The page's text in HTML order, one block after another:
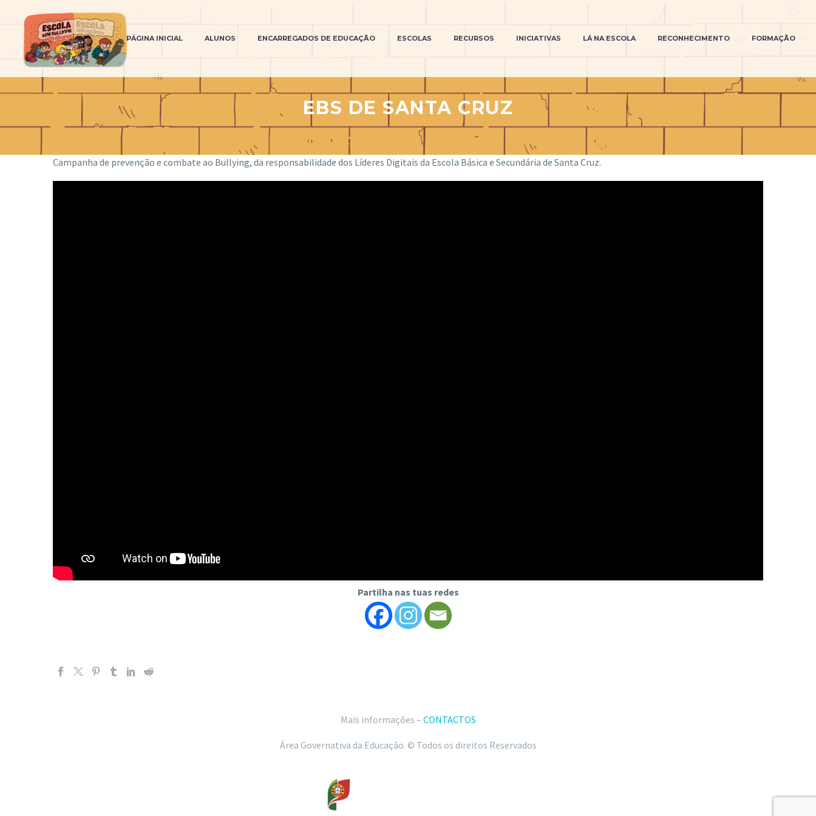
PÁGINA INICIAL ALUNOS ENCARREGADOS DE EDUCAÇÃO ESCOLAS RECURSOS INICIATIVAS LÁ NA ESCOLA RECONHECIMENTO FORMAÇÃO
EBS DE SANTA CRUZ
Campanha de prevenção e combate ao Bullying, da responsabilidade dos Líderes Digitais da Escola Básica e Secundária de Santa Cruz.
Partilha nas tuas redes
Mais informações – CONTACTOS
Área Governativa da Educação. © Todos os direitos Reservados